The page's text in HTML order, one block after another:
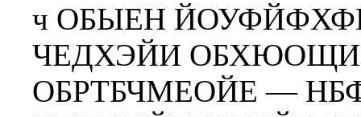
ч ОБЫЕН
ЧЕДХЭЙИ ОБХЮОЩИ
ОБРТБЧМЕОЙЕ —